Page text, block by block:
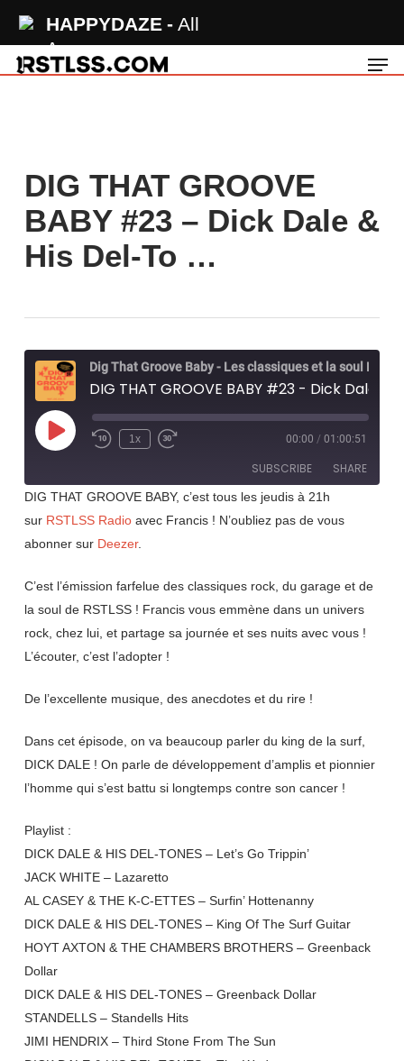
HAPPYDAZE
All
Away
main
DIG THAT GROOVE
BABY #23 – Dick Dale &
His Del-To …
Play
Episode Rewind
1x
Fast
seconds
00:00 / 01:00:51
SUBSCRIBE SHARE
SHARE
EMBED
DIG THAT GROOVE BABY, c’est tous les jeudis à 21h
sur RSTLSS Radioavec Francis ! N’oubliez pas de vous
abonner sur Deezer.
C’est l’émission farfelue des classiques rock, du garage et de
la soul de RSTLSS ! Francis vous emmène dans un univers
rock, chez lui, et partage sa journée et ses nuits avec vous !
L’écouter, c’est l’adopter !
De l’excellente musique, des anecdotes et du rire !
Dans cet épisode, on va beaucoup parler du king de la surf,
DICK DALE ! On parle de développement d’amplis et pionnier
l’homme qui s’est battu si longtemps contre son cancer !
Playlist :
DICK DALE & HIS DEL-TONES – Let’s Go Trippin’
JACK WHITE – Lazaretto
AL CASEY & THE K-C-ETTES – Surfin’ Hottenanny
DICK DALE & HIS DEL-TONES – King Of The Surf Guitar
HOYT AXTON & THE CHAMBERS BROTHERS – Greenback
Dollar
DICK DALE & HIS DEL-TONES – Greenback Dollar
STANDELLS – Standells Hits
JIMI HENDRIX – Third Stone From The Sun